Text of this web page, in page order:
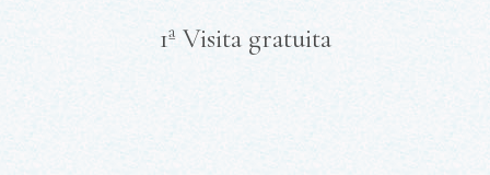
1ª Visita gratuita